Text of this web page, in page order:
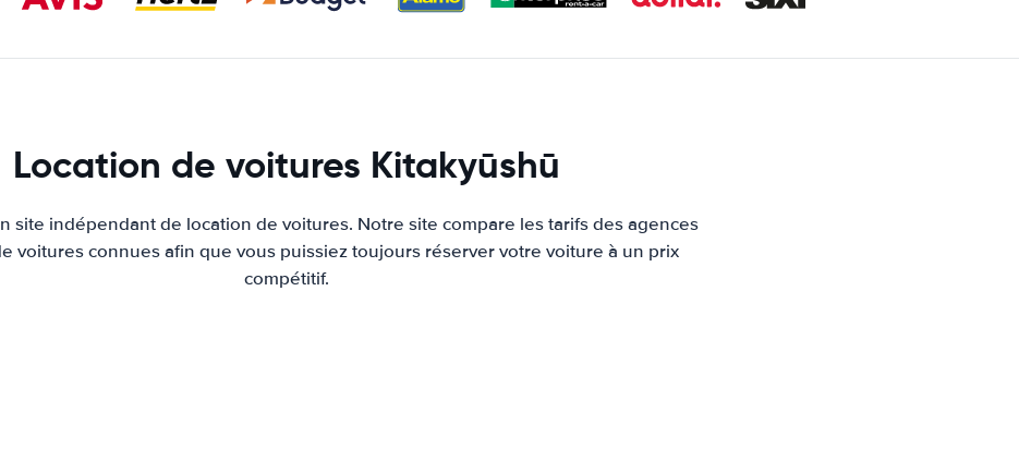
Location de voitures Kitakyūshū
site indépendant de location de voitures. Notre site compare les tarifs des agences
voitures connues afin que vous puissiez toujours réserver votre voiture à un prix
compétitif.